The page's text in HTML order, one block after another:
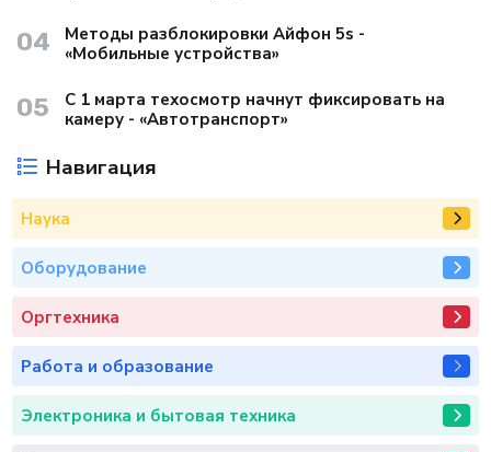
04
Методы разблокировки Айфон 5s -
«Мобильные устройства»
05
С 1 марта техосмотр начнут фиксировать на
камеру - «Автотранспорт»
Навигация
Наука
Оборудование
Оргтехника
Работа и образование
Электроника и бытовая техника